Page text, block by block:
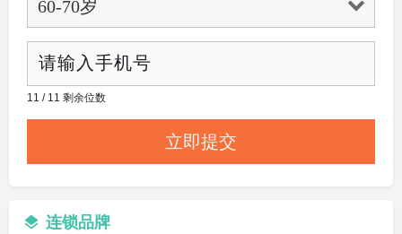
11 / 11 剩余位数
连锁品牌